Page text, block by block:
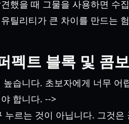
했을 때 그물을 사용하면 수
틸리티가 큰 차이를 만드는
펙트 블록 및 콤
습니다. 초보자에게 너무 어
합니다. -->
르는 것이 아닙니다. 그것